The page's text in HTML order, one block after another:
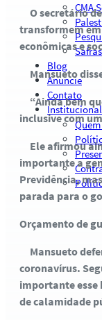
CMA
Blog
Anuncie
Contato
Institucional
O secretário
transformem em
econômicas e
Mansueto
“Ainda bem
inclusive com
Ele afirmou
importante a
Previdência,
parada para o
Orçamento de
Mansueto
coronavírus.
importante esse
de calamidade